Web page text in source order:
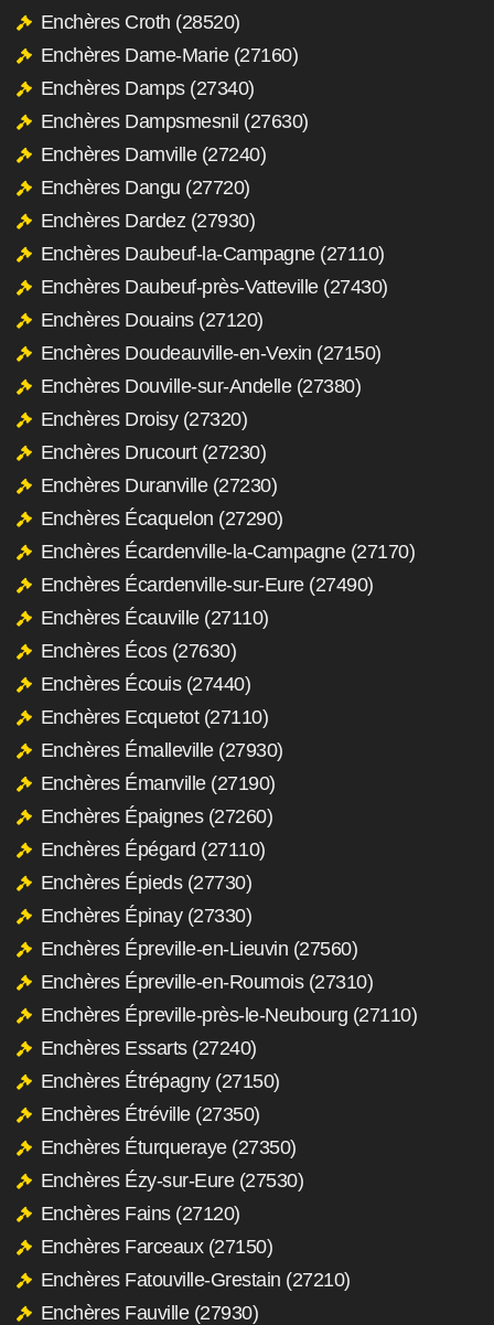
Enchères Croth (28520)
Enchères Dame-Marie (27160)
Enchères Damps (27340)
Enchères Dampsmesnil (27630)
Enchères Damville (27240)
Enchères Dangu (27720)
Enchères Dardez (27930)
Enchères Daubeuf-la-Campagne (27110)
Enchères Daubeuf-près-Vatteville (27430)
Enchères Douains (27120)
Enchères Doudeauville-en-Vexin (27150)
Enchères Douville-sur-Andelle (27380)
Enchères Droisy (27320)
Enchères Drucourt (27230)
Enchères Duranville (27230)
Enchères Écaquelon (27290)
Enchères Écardenville-la-Campagne (27170)
Enchères Écardenville-sur-Eure (27490)
Enchères Écauville (27110)
Enchères Écos (27630)
Enchères Écouis (27440)
Enchères Ecquetot (27110)
Enchères Émalleville (27930)
Enchères Émanville (27190)
Enchères Épaignes (27260)
Enchères Épégard (27110)
Enchères Épieds (27730)
Enchères Épinay (27330)
Enchères Épreville-en-Lieuvin (27560)
Enchères Épreville-en-Roumois (27310)
Enchères Épreville-près-le-Neubourg (27110)
Enchères Essarts (27240)
Enchères Étrépagny (27150)
Enchères Étréville (27350)
Enchères Éturqueraye (27350)
Enchères Ézy-sur-Eure (27530)
Enchères Fains (27120)
Enchères Farceaux (27150)
Enchères Fatouville-Grestain (27210)
Enchères Fauville (27930)